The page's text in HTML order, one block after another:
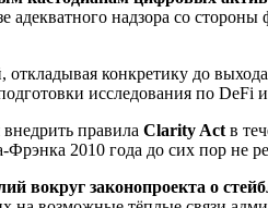
адекватного надзора со
откладывая конкретику до
исследования по DeFi
правила Clarity Act в
2010 года до сих пор не
вокруг законопроекта о